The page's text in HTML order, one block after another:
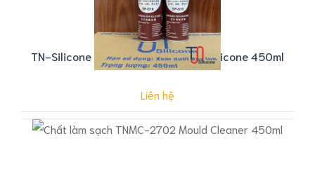
TN-Silicone SP-616 Contains Non-Silicone 450ml
Liên hệ